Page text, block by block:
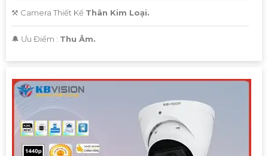
[Đơn vị cung cấp]
Hy vọng mẫu tư vấn trên sẽ giúp bạn có thêm ý tưởng để
giới thiệu Camera Giá Rẻ Thiết Bị An Ninh Chính Hãng
Chuyên Nghiệp cho dự án của mình. Nếu cần thêm bất kỳ
thông tin hay sự điều chỉnh nào, hãy Cung cấp cho công
trình biết để Từng công trình có thể hỗ trợ bạn tốt hơn.
⚒ Camera Thiết Kế Thân Kim Loại.
️🔔 Ưu Điểm : Thu Âm.